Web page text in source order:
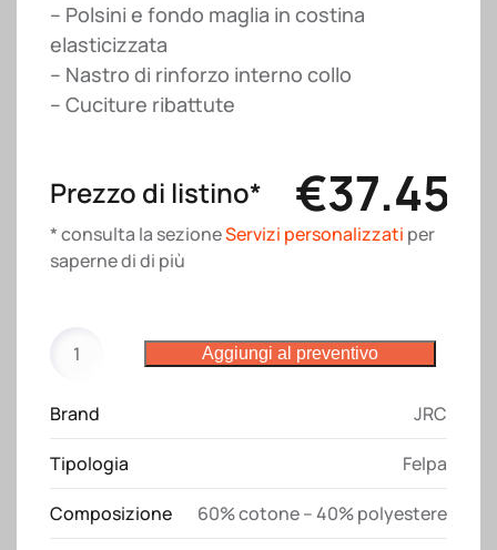
– Polsini e fondo maglia in costina
elasticizzata
– Nastro di rinforzo interno collo
– Cuciture ribattute
Prezzo di listino* €37.45
* consulta la sezioneServizi personalizzati per
saperne di di più
Niagara
quantità
Aggiungi al preventivo
Brand JRC
Tipologia Felpa
Composizione 60% cotone – 40% polyestere